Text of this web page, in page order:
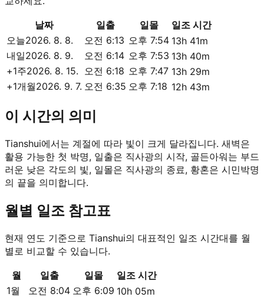
날짜 일출 일몰
일조 시간
오늘2026. 8. 8. 오전 6:13 오후 7:54 13h 41m
내일2026. 8. 9. 오전 6:14 오후 7:53 13h 40m
+1주2026. 8. 15. 오전 6:18 오후 7:47 13h 29m
+1개월2026. 9. 7. 오전 6:35 오후 7:18 12h 43m
이 시간의 의미
Tianshui에서는 계절에 따라 빛이 크게 달라집니다. 새벽은
활용 가능한 첫 박명, 일출은 직사광의 시작, 골든아워는 부드
러운 낮은 각도의 빛, 일몰은 직사광의 종료, 황혼은 시민박명
의 끝을 의미합니다.
월별 일조 참고표
현재 연도 기준으로 Tianshui의 대표적인 일조 시간대를 월
별로 비교할 수 있습니다.
월 일출 일몰
일조 시간
1월
오전 8:04 오후 6:09 10h 05m